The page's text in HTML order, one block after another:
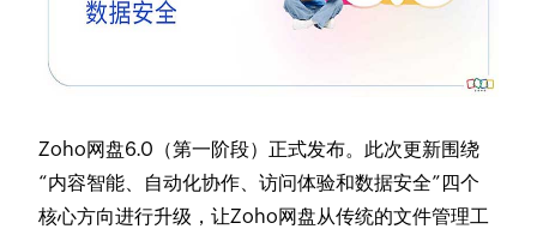
Zoho网盘6.0（第一阶段）正式发布。此次更新围绕
“内容智能、自动化协作、访问体验和数据安全”四个
核心方向进行升级，让Zoho网盘从传统的文件管理工